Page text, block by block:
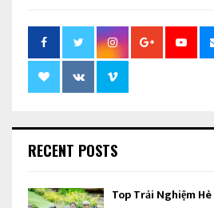
RECENT POSTS
Top Trải Nghiệm Hè